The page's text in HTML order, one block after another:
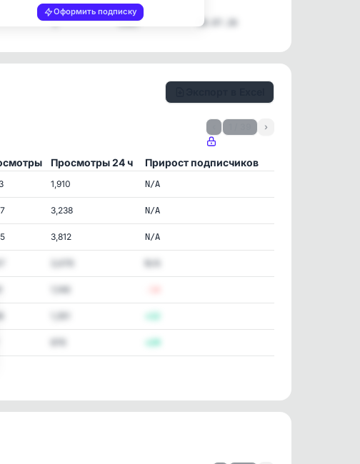
2 6365 30.07.26
Оформить подписку
›
Просмотры 24 ч Прирост подписчиков
1,910 N/A
3,238 N/A
3,812 N/A